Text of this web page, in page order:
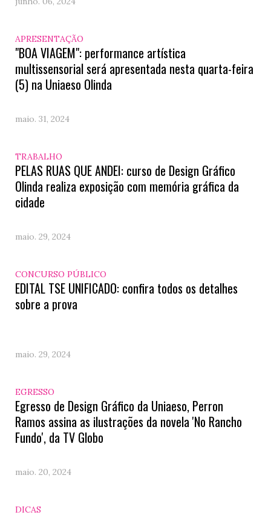
APRESENTAÇÃO
"BOA VIAGEM": performance artística
multissensorial será apresentada nesta quarta-feira
(5) na Uniaeso Olinda
maio. 31, 2024
TRABALHO
PELAS RUAS QUE ANDEI: curso de Design Gráfico
Olinda realiza exposição com memória gráfica da
cidade
maio. 29, 2024
CONCURSO PÚBLICO
EDITAL TSE UNIFICADO: confira todos os detalhes
sobre a prova
maio. 29, 2024
EGRESSO
Egresso de Design Gráfico da Uniaeso, Perron
Ramos assina as ilustrações da novela 'No Rancho
Fundo', da TV Globo
maio. 20, 2024
DICAS